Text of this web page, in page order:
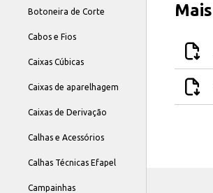
Botoneira de Corte
Cabos e Fios
Caixas Cúbicas
Caixas de aparelhagem
Caixas de Derivação
Calhas e Acessórios
Calhas Técnicas Efapel
Campainhas